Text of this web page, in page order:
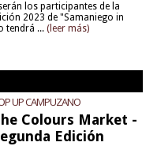
los participantes de la
2023 de "Samaniego in
tendrá ... (leer más)
UP CAMPUZANO
Colours Market -
Edición